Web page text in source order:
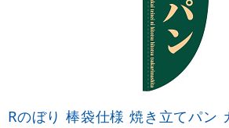
Rのぼり 棒袋仕様 焼き立てパン